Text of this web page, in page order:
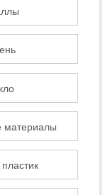
материалы